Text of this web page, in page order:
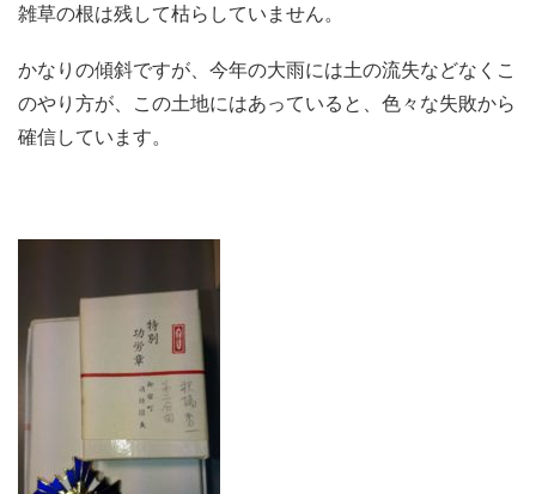
雑草の根は残して枯らしていません。
かなりの傾斜ですが、今年の大雨には土の流失などなくこ
のやり方が、この土地にはあっていると、色々な失敗から
確信しています。